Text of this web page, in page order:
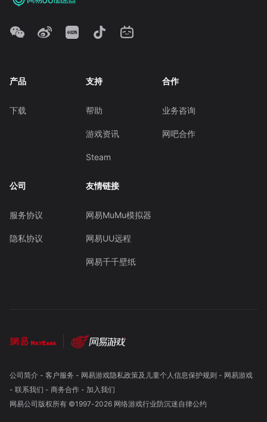
产品
下载
支持
帮助
游戏资讯
Steam
合作
业务咨询
网吧合作
公司
服务协议
隐私协议
友情链接
网易MuMu模拟器
网易UU远程
网易千千壁纸
公司简介- 客户服务 - 网易游戏隐私政策及儿童个人信息保护规则 - 网易游戏
- 联系我们 - 商务合作- 加入我们
网易公司版权所有 ©1997-2026 网络游戏行业防沉迷自律公约